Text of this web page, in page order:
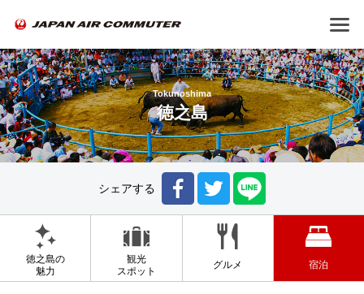
Tokunoshima
徳之島
シェアする
徳之島の
魅力
観光
スポット
グルメ 宿泊